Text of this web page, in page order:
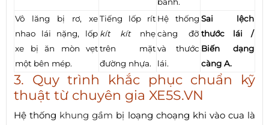
bánh.
Vô lăng bị rơ, xe
nhao lái nặng, lốp
xe bị ăn mòn vẹt
một bên mép.
Tiếng lốp rít
kít kítnhẹ
trên mặt
đường nhựa.
Hệ thống
càng đỡ
và thước
lái.
Sai lệch
thước lái /
Biến dạng
càng A.
3. Quy trình khắc phục chuẩn kỹ
thuật từ chuyên gia XE5S.VN
Hệ thống khung gầm bị loạng choạng khi vào cua là